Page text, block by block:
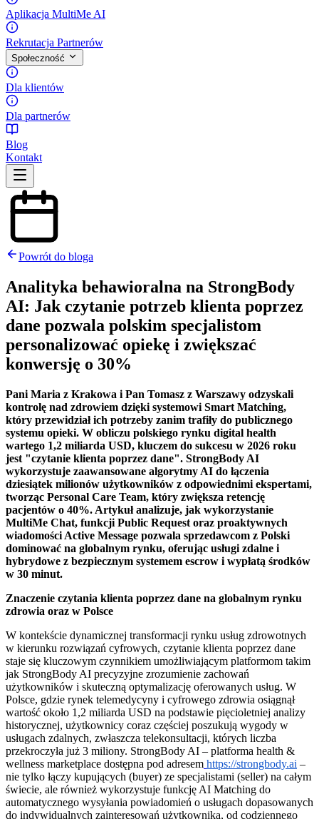
Aplikacja MultiMe AI
Rekrutacja Partnerów
Społeczność
Dla klientów
Dla partnerów
Blog
Kontakt
Powrót do bloga
Analityka behawioralna na StrongBody
AI: Jak czytanie potrzeb klienta poprzez
dane pozwala polskim specjalistom
personalizować opiekę i zwiększać
konwersję o 30%
Pani Maria z Krakowa i Pan Tomasz z Warszawy odzyskali
kontrolę nad zdrowiem dzięki systemowi Smart Matching,
który przewidział ich potrzeby zanim trafiły do publicznego
systemu opieki. W obliczu polskiego rynku digital health
wartego 1,2 miliarda USD, kluczem do sukcesu w 2026 roku
jest "czytanie klienta poprzez dane". StrongBody AI
wykorzystuje zaawansowane algorytmy AI do łączenia
dziesiątek milionów użytkowników z odpowiednimi ekspertami,
tworząc Personal Care Team, który zwiększa retencję
pacjentów o 40%. Artykuł analizuje, jak wykorzystanie
MultiMe Chat, funkcji Public Request oraz proaktywnych
wiadomości Active Message pozwala sprzedawcom z Polski
dominować na globalnym rynku, oferując usługi zdalne i
hybrydowe z bezpiecznym systemem escrow i wypłatą środków
w 30 minut.
Znaczenie czytania klienta poprzez dane na globalnym rynku
zdrowia oraz w Polsce
W kontekście dynamicznej transformacji rynku usług zdrowotnych
w kierunku rozwiązań cyfrowych, czytanie klienta poprzez dane
staje się kluczowym czynnikiem umożliwiającym platformom takim
jak StrongBody AI precyzyjne zrozumienie zachowań
użytkowników i skuteczną optymalizację oferowanych usług. W
Polsce, gdzie rynek telemedycyny i cyfrowego zdrowia osiągnął
wartość około 1,2 miliarda USD na podstawie pięcioletniej analizy
historycznej, użytkownicy coraz częściej poszukują wygody w
usługach zdalnych, zwłaszcza telekonsultacji, których liczba
przekroczyła już 3 miliony. StrongBody AI – platforma health &
wellness marketplace dostępna pod adresem https://strongbody.ai –
nie tylko łączy kupujących (buyer) ze specjalistami (seller) na całym
świecie, ale również wykorzystuje funkcję AI Matching do
automatycznego wysyłania powiadomień o usługach dopasowanych
do indywidualnych zainteresowań użytkownika, od codziennego